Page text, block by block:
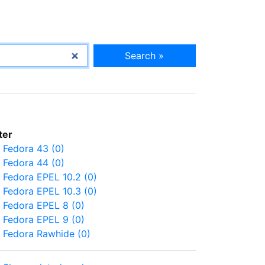
Search »
Fedora 43 (0)
Fedora 44 (0)
Fedora EPEL 10.2 (0)
Fedora EPEL 10.3 (0)
Fedora EPEL 8 (0)
Fedora EPEL 9 (0)
Fedora Rawhide (0)